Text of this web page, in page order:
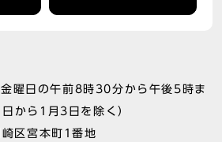
曜日の午前8時30分から午後5時ま
から1月3日を除く）
区宮本町1番地